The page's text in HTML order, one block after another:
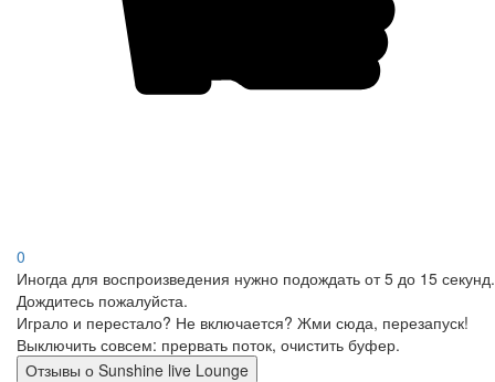
0
Иногда для воспроизведения нужно подождать от 5 до 15 секунд.
Дождитесь пожалуйста.
Играло и перестало? Не включается? Жми сюда, перезапуск!
Выключить совсем: прервать поток, очистить буфер.
Отзывы о Sunshine live Lounge